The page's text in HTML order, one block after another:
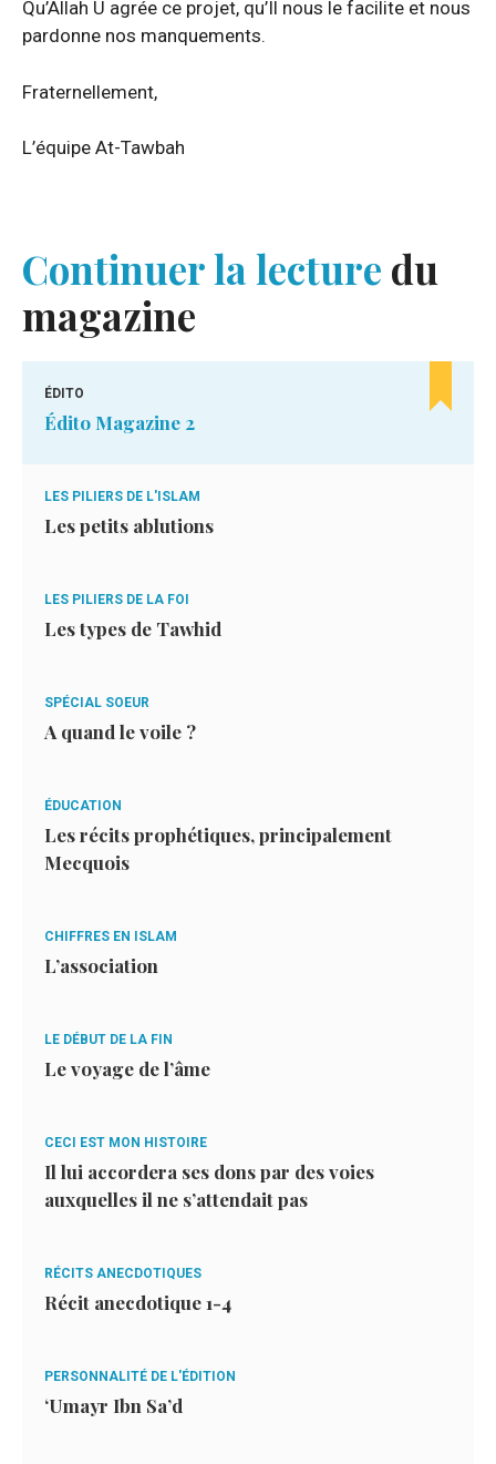
Qu’Allah U agrée ce projet, qu’Il nous le facilite et nous
pardonne nos manquements.
Fraternellement,
L’équipe At-Tawbah
Continuer la lecture du
magazine
ÉDITO
Édito Magazine 2
LES PILIERS DE L'ISLAM
Les petits ablutions
LES PILIERS DE LA FOI
Les types de Tawhid
SPÉCIAL SOEUR
A quand le voile ?
ÉDUCATION
Les récits prophétiques, principalement
Mecquois
CHIFFRES EN ISLAM
L’association
LE DÉBUT DE LA FIN
Le voyage de l’âme
CECI EST MON HISTOIRE
Il lui accordera ses dons par des voies
auxquelles il ne s’attendait pas
RÉCITS ANECDOTIQUES
Récit anecdotique 1-4
PERSONNALITÉ DE L'ÉDITION
‘Umayr Ibn Sa’d